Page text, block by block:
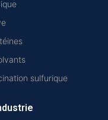
sulfurique